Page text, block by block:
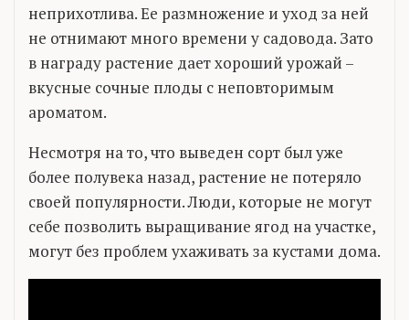
неприхотлива. Ее размножение и уход за ней
не отнимают много времени у садовода. Зато
в награду растение дает хороший урожай –
вкусные сочные плоды с неповторимым
ароматом.
Несмотря на то, что выведен сорт был уже
более полувека назад, растение не потеряло
своей популярности. Люди, которые не могут
себе позволить выращивание ягод на участке,
могут без проблем ухаживать за кустами дома.